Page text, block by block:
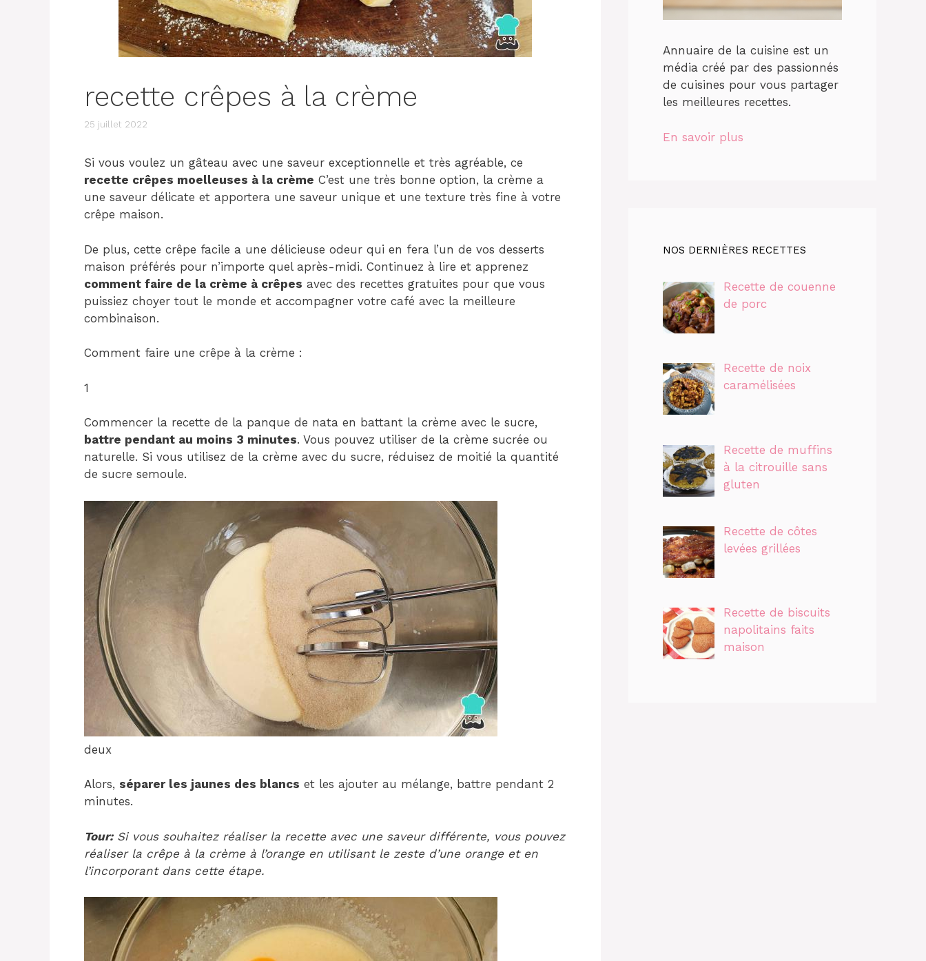
recette crêpes à la crème
25 juillet 2022
Si vous voulez un gâteau avec une saveur exceptionnelle et très agréable, ce
recette crêpes moelleuses à la crème C’est une très bonne option, la crème a
une saveur délicate et apportera une saveur unique et une texture très fine à votre
crêpe maison.
De plus, cette crêpe facile a une délicieuse odeur qui en fera l’un de vos desserts
maison préférés pour n’importe quel après-midi. Continuez à lire et apprenez
comment faire de la crème à crêpes avec des recettes gratuites pour que vous
puissiez choyer tout le monde et accompagner votre café avec la meilleure
combinaison.
Comment faire une crêpe à la crème :
1
Commencer la recette de la panque de nata en battant la crème avec le sucre,
battre pendant au moins 3 minutes. Vous pouvez utiliser de la crème sucrée ou
naturelle. Si vous utilisez de la crème avec du sucre, réduisez de moitié la quantité
de sucre semoule.
deux
Alors, séparer les jaunes des blancs et les ajouter au mélange, battre pendant 2
minutes.
Tour:Si vous souhaitez réaliser la recette avec une saveur différente, vous pouvez
réaliser la crêpe à la crème à l’orange en utilisant le zeste d’une orange et en
l’incorporant dans cette étape.
Annuaire de la cuisine est un
média créé par des passionnés
de cuisines pour vous partager
les meilleures recettes.
En savoir plus
NOS DERNIÈRES RECETTES
Recette de couenne
de porc
Recette de noix
caramélisées
Recette de muffins
à la citrouille sans
gluten
Recette de côtes
levées grillées
Recette de biscuits
napolitains faits
maison